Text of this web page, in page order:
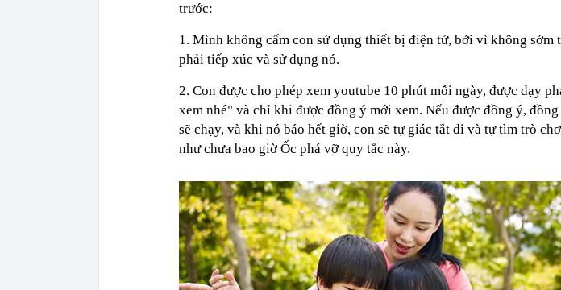
trước:
1. Mình không cấm con sử dụng thiết bị điện tử, bởi vì không sớm
phải tiếp xúc và sử dụng nó.
2. Con được cho phép xem youtube 10 phút mỗi ngày, được dạy
xem nhé" và chỉ khi được đồng ý mới xem. Nếu được đồng ý,
sẽ chạy, và khi nó báo hết giờ, con sẽ tự giác tắt đi và tự tìm trò
như chưa bao giờ Ốc phá vỡ quy tắc này.